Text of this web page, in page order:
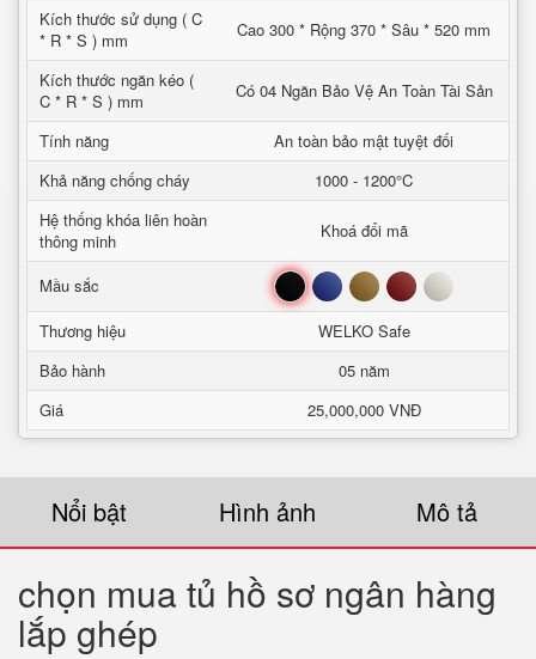
Kích thước sử dụng ( C
* R * S ) mm
Cao 300 * Rộng 370 * Sâu * 520 mm
Kích thước ngăn kéo (
C * R * S ) mm
Có 04 Ngăn Bảo Vệ An Toàn Tài Sản
Tính năng
An toàn bảo mật tuyệt đối
Khả năng chống cháy
1000 - 1200°C
Hệ thống khóa liên hoàn
thông minh
Khoá đổi mã
Mầu sắc Đen Xanh Nâu Đỏ Trắng
Thương hiệu
WELKO Safe
Bảo hành
05 năm
Giá
25,000,000 VNĐ
Nổi bật Hình ảnh Mô tả
chọn mua tủ hồ sơ ngân hàng
lắp ghép